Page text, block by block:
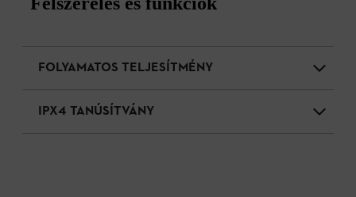
FOLYAMATOS TELJESÍTMÉNY
IPX4 TANÚSÍTVÁNY